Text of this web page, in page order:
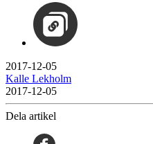
2017-12-05
Kalle Lekholm
2017-12-05
Dela artikel